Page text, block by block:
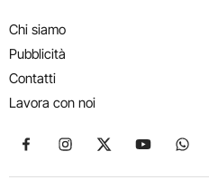
Chi siamo
Pubblicità
Contatti
Lavora con noi
Seguici su Facebook
Seguici su Instagram
Seguici su X
Seguici su